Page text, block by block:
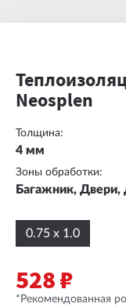
Neosplen
Толщина:
4 мм
Зоны обработки:
Багажник,
0.75 х 1.0
528 ₽
*Рекомендованная